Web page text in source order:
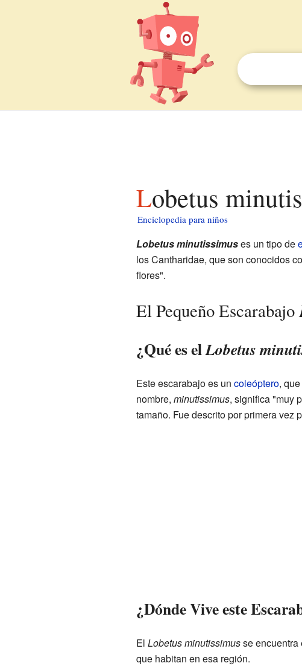
Lobetus
Enciclopedia para niños
Lobetus minutissimuses un tipo de
los Cantharidae, que son conocidos
flores".
El Pequeño Escarabajo
¿Qué es elLobetus
Este escarabajo es un coleóptero,
nombre, minutissimus, significa "muy
tamaño. Fue descrito por primera vez
¿Dónde Vive este
El Lobetus minutissimusse encuentra
que habitan en esa región.